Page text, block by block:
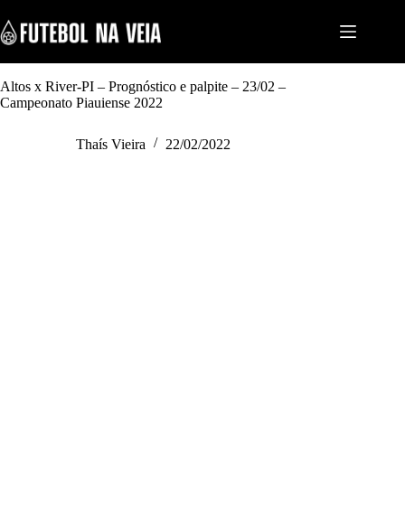
k
i
o
c
Altos x River-PI – Prognóstico e palpite – 23/02 –
Campeonato Piauiense 2022
Thaís Vieira 22/02/2022